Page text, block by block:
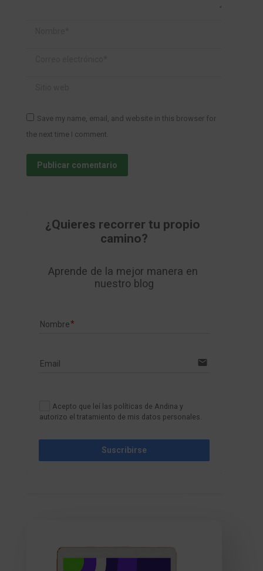
Save my name, email, and website in this browser for
the next time I comment.
Publicar comentario
¿Quieres recorrer tu propio
camino?
Aprende de la mejor manera en
nuestro blog
Nombre
Email email
Acepto que leí las políticas de Andina y
autorizo el tratamiento de mis datos personales.
Suscribirse